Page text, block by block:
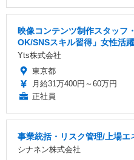
映像コンテンツ制作スタッフ
OK/SNSスキル習得」女性活
Yts株式会社
東京都
月給31万400円～60万円
正社員
事業統括・リスク管理/上場
シナネン株式会社